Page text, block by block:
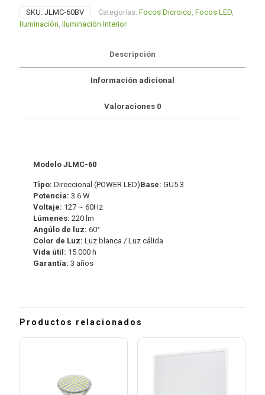
GU5.3
3.6
W
SKU: JLMC-60BV Categorías: Focos Dicroico, Focos LED,
Iluminación, Iluminación Interior
Descripción
Información adicional
Valoraciones 0
Modelo JLMC-60
Tipo:Direccional (POWER LED)Base: GU5.3
Potencia: 3.6 W
Voltaje: 127 ~ 60Hz
Lúmenes: 220 lm
Angúlo de luz: 60°
Color de Luz:Luz blanca / Luz cálida
Vida útil: 15 000 h
Garantía: 3 años
Productos relacionados